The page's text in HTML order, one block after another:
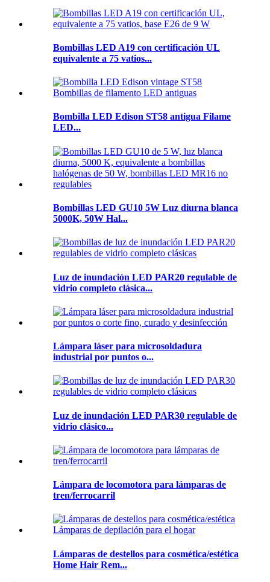
Bombillas LED A19 con certificación UL
equivalente a 75 vatios...
Bombilla LED Edison ST58 antigua Filame
LED...
Bombillas LED GU10 5W Luz diurna blanca
5000K, 50W Hal...
Luz de inundación LED PAR20 regulable de
vidrio completo clásica...
Lámpara láser para microsoldadura
industrial por puntos o...
Luz de inundación LED PAR30 regulable de
vidrio clásico...
Lámpara de locomotora para lámparas de
tren/ferrocarril
Lámparas de destellos para cosmética/estética
Home Hair Rem...